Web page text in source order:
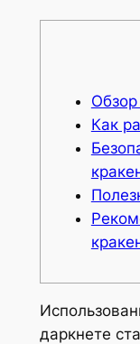
Как
даркнете